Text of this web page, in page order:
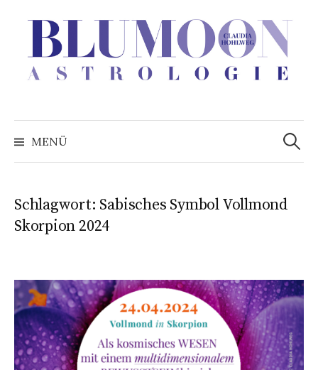
überspringen
MENÜ
Suchen
nach:
Schlagwort: Sabisches Symbol Vollmond
Skorpion 2024